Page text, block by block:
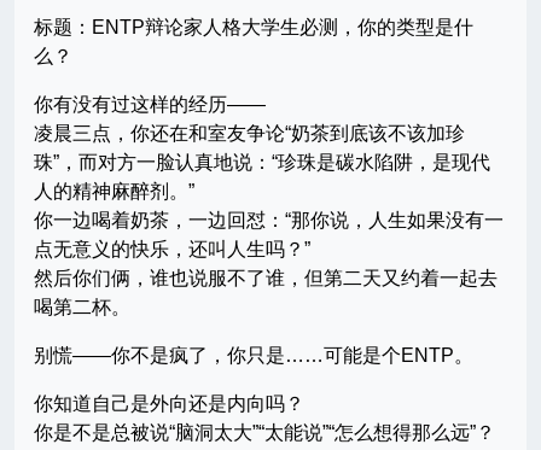
标题：ENTP辩论家人格大学生必测，你的类型是什
么？
你有没有过这样的经历——
凌晨三点，你还在和室友争论“奶茶到底该不该加珍
珠”，而对方一脸认真地说：“珍珠是碳水陷阱，是现代
人的精神麻醉剂。”
你一边喝着奶茶，一边回怼：“那你说，人生如果没有一
点无意义的快乐，还叫人生吗？”
然后你们俩，谁也说服不了谁，但第二天又约着一起去
喝第二杯。
别慌——你不是疯了，你只是……可能是个ENTP。
你知道自己是外向还是内向吗？
你是不是总被说“脑洞太大”“太能说”“怎么想得那么远”？